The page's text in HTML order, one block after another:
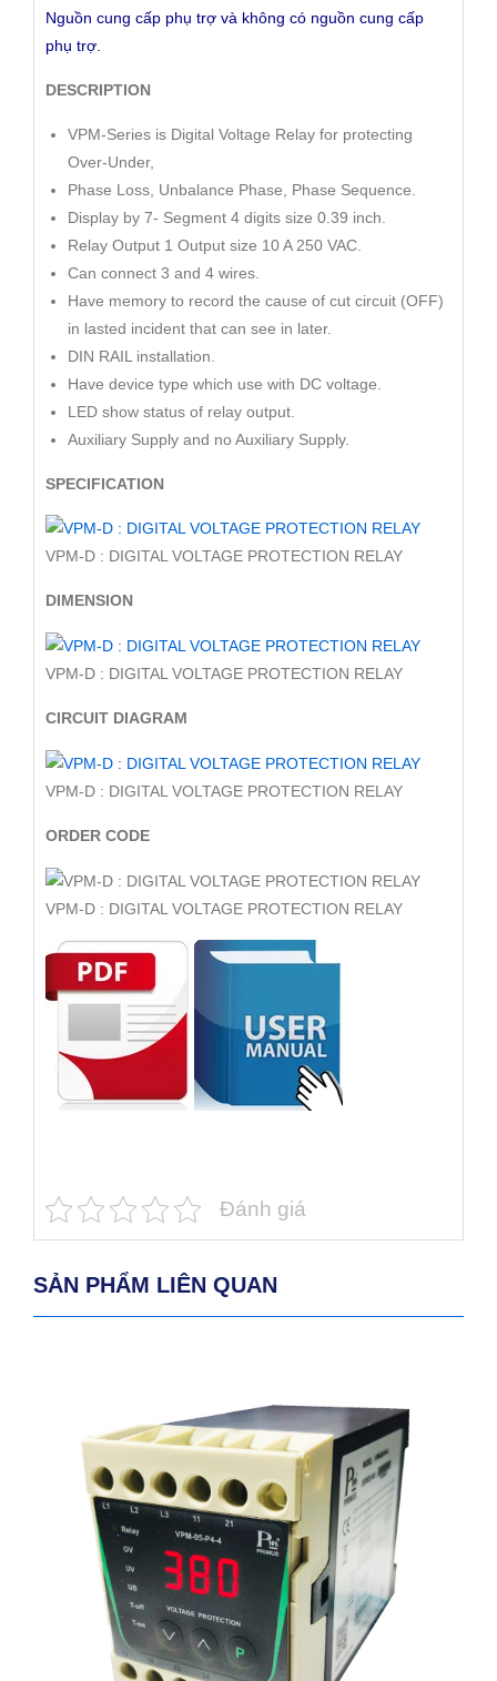
Nguồn cung cấp phụ trợ và không có nguồn cung cấp
phụ trợ.
DESCRIPTION
VPM-Series is Digital Voltage Relay for protecting
Over-Under,
Phase Loss, Unbalance Phase, Phase Sequence.
Display by 7- Segment 4 digits size 0.39 inch.
Relay Output 1 Output size 10 A 250 VAC.
Can connect 3 and 4 wires.
Have memory to record the cause of cut circuit (OFF)
in lasted incident that can see in later.
DIN RAIL installation.
Have device type which use with DC voltage.
LED show status of relay output.
Auxiliary Supply and no Auxiliary Supply.
SPECIFICATION
VPM-D : DIGITAL VOLTAGE PROTECTION RELAY
DIMENSION
VPM-D : DIGITAL VOLTAGE PROTECTION RELAY
CIRCUIT DIAGRAM
VPM-D : DIGITAL VOLTAGE PROTECTION RELAY
ORDER CODE
VPM-D : DIGITAL VOLTAGE PROTECTION RELAY
Đánh giá
SẢN PHẨM LIÊN QUAN